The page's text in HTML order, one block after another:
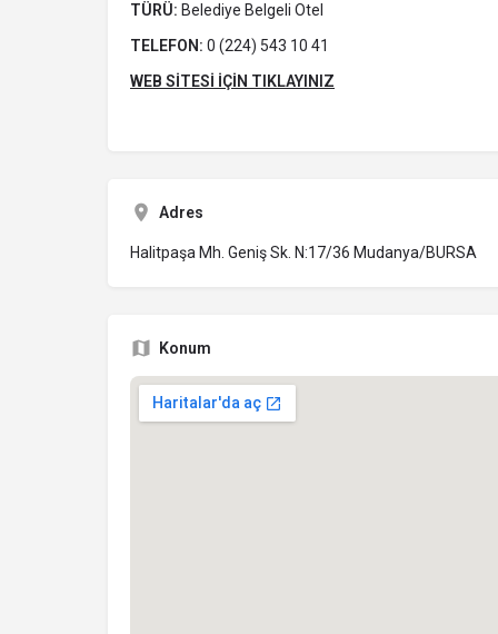
TÜRÜ: Belediye Belgeli Otel
TELEFON: 0 (224) 543 10 41
WEB SİTESİ İÇİN TIKLAYINIZ
Adres
Halitpaşa Mh. Geniş Sk. N:17/36 Mudanya/BURSA
Konum